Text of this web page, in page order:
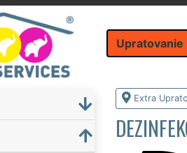
Upratovanie
Extra